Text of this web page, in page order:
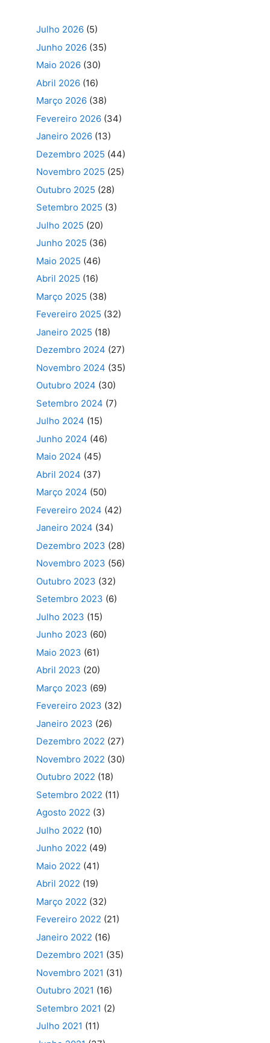
Julho 2026 (5)
Junho 2026 (35)
Maio 2026 (30)
Abril 2026 (16)
Março 2026 (38)
Fevereiro 2026 (34)
Janeiro 2026 (13)
Dezembro 2025 (44)
Novembro 2025 (25)
Outubro 2025 (28)
Setembro 2025 (3)
Julho 2025 (20)
Junho 2025 (36)
Maio 2025 (46)
Abril 2025 (16)
Março 2025 (38)
Fevereiro 2025 (32)
Janeiro 2025 (18)
Dezembro 2024 (27)
Novembro 2024 (35)
Outubro 2024 (30)
Setembro 2024 (7)
Julho 2024 (15)
Junho 2024 (46)
Maio 2024 (45)
Abril 2024 (37)
Março 2024 (50)
Fevereiro 2024 (42)
Janeiro 2024 (34)
Dezembro 2023 (28)
Novembro 2023 (56)
Outubro 2023 (32)
Setembro 2023 (6)
Julho 2023 (15)
Junho 2023 (60)
Maio 2023 (61)
Abril 2023 (20)
Março 2023 (69)
Fevereiro 2023 (32)
Janeiro 2023 (26)
Dezembro 2022 (27)
Novembro 2022 (30)
Outubro 2022 (18)
Setembro 2022 (11)
Agosto 2022 (3)
Julho 2022 (10)
Junho 2022 (49)
Maio 2022 (41)
Abril 2022 (19)
Março 2022 (32)
Fevereiro 2022 (21)
Janeiro 2022 (16)
Dezembro 2021 (35)
Novembro 2021 (31)
Outubro 2021 (16)
Setembro 2021 (2)
Julho 2021 (11)